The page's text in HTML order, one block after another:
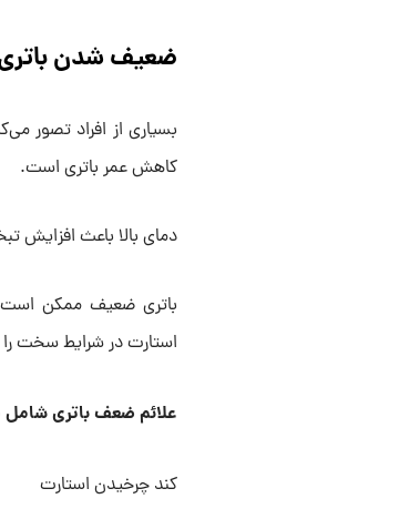
ضعیف شدن
بسیاری از افراد تصور
کاهش عمر باتری است.
دمای بالا باعث افزایش
باتری ضعیف ممکن است
استارت در شرایط سخت
علائم ضعف باتری شامل
کند چرخیدن استارت